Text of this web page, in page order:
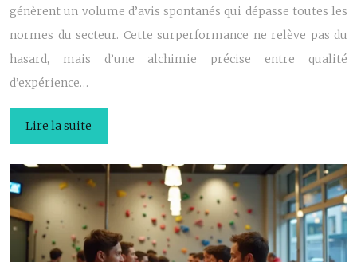
génèrent un volume d’avis spontanés qui dépasse toutes les
normes du secteur. Cette surperformance ne relève pas du
hasard, mais d’une alchimie précise entre qualité
d’expérience…
Lire la suite